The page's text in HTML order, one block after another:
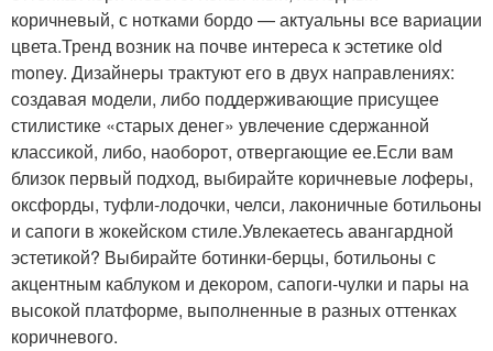
коричневый, с нотками бордо — актуальны все вариации
цвета.Тренд возник на почве интереса к эстетике old
money. Дизайнеры трактуют его в двух направлениях:
создавая модели, либо поддерживающие присущее
стилистике «старых денег» увлечение сдержанной
классикой, либо, наоборот, отвергающие ее.Если вам
близок первый подход, выбирайте коричневые лоферы,
оксфорды, туфли-лодочки, челси, лаконичные ботильоны
и сапоги в жокейском стиле.Увлекаетесь авангардной
эстетикой? Выбирайте ботинки-берцы, ботильоны с
акцентным каблуком и декором, сапоги-чулки и пары на
высокой платформе, выполненные в разных оттенках
коричневого.